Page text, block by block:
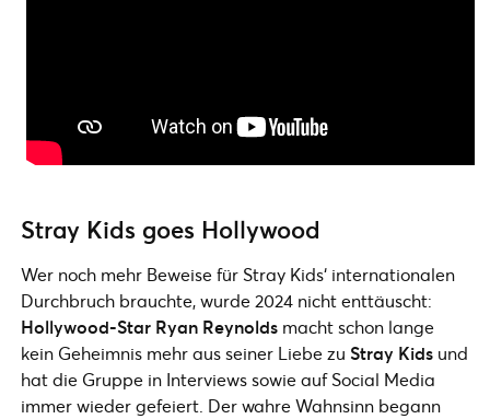
Stray Kids goes Hollywood
Wer noch mehr Beweise für Stray Kids‘ internationalen
Durchbruch brauchte, wurde 2024 nicht enttäuscht:
Hollywood-Star Ryan Reynolds macht schon lange
kein Geheimnis mehr aus seiner Liebe zu Stray Kids und
hat die Gruppe in Interviews sowie auf Social Media
immer wieder gefeiert. Der wahre Wahnsinn begann